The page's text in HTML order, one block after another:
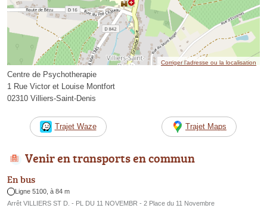
Corriger l’adresse ou la localisation
Centre de Psychotherapie
1 Rue Victor et Louise Montfort
02310 Villiers-Saint-Denis
Trajet Waze Trajet Maps
Venir en transports en commun
En bus
Ligne 5100, à 84 m
Arrêt VILLIERS ST D. - PL DU 11 NOVEMBR - 2 Place du 11 Novembre